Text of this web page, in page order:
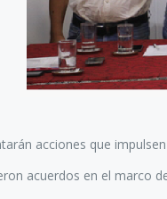
acciones que
acuerdos en el marco